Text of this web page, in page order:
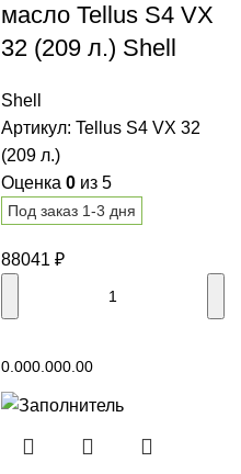
масло Tellus S4 VX
32 (209 л.) Shell
Shell
Артикул: Tellus S4 VX 32
(209 л.)
Оценка 0 из 5
Под заказ 1-3 дня
88041 ₽
0.000.000.00